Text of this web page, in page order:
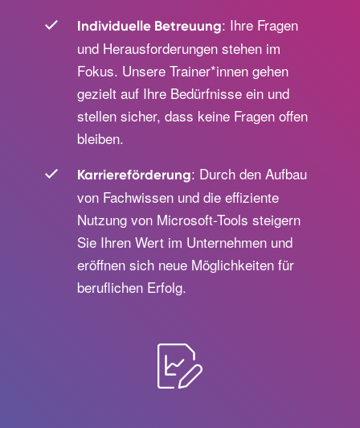
Individuelle Betreuung: Ihre Fragen
und Herausforderungen stehen im
Fokus. Unsere Trainer*innen gehen
gezielt auf Ihre Bedürfnisse ein und
stellen sicher, dass keine Fragen offen
bleiben.
Karriereförderung: Durch den Aufbau
von Fachwissen und die effiziente
Nutzung von Microsoft-Tools steigern
Sie Ihren Wert im Unternehmen und
eröffnen sich neue Möglichkeiten für
beruflichen Erfolg.